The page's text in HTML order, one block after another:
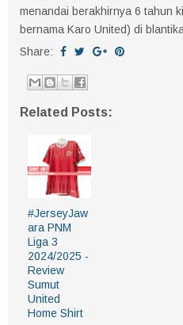
menandai berakhirnya 6 tahun
bernama Karo United) di
Share:
Related Posts:
#JerseyJaw
ara PNM
Liga 3
2024/2025 -
Review
Sumut
United
Home Shirt